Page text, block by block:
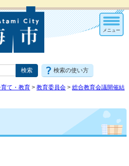
検索の使い方
メニュー
て・教育 > 教育委員会 > 総合教育会議開催結